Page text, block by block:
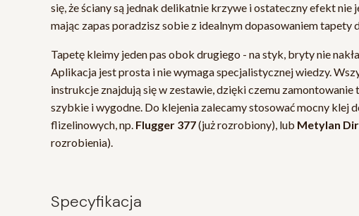
się, że ściany są jednak delikatnie krzywe i ostateczny efekt nie
mając zapas poradzisz sobie z idealnym dopasowaniem tapety
Tapetę kleimy jeden pas obok drugiego - na styk, bryty nie
Aplikacja jest prosta i nie wymaga specjalistycznej wiedzy.
instrukcje znajdują się w zestawie, dzięki czemu zamontowanie
szybkie i wygodne. Do klejenia zalecamy stosować mocny klej
flizelinowych, np. Flugger 377(już rozrobiony), lub Metylan
rozrobienia).
Specyfikacja